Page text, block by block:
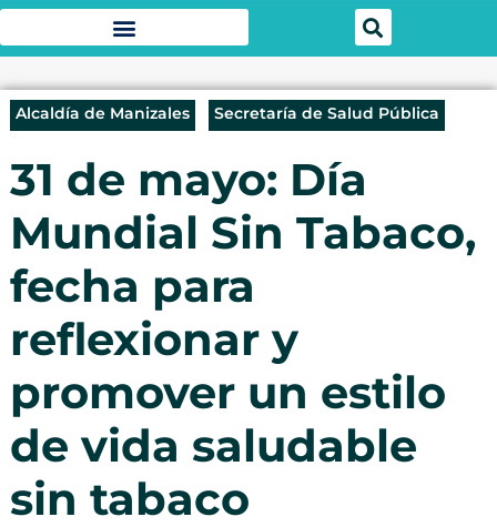
Alcaldía de Manizales Secretaría de Salud Pública
31 de mayo: Día
Mundial Sin Tabaco,
fecha para
reflexionar y
promover un estilo
de vida saludable
sin tabaco